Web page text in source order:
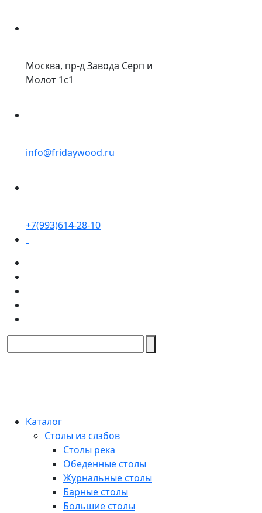
Москва, пр-д Завода Серп и
Молот 1с1
info@fridaywood.ru
+7(993)614-28-10
Каталог
Столы из слэбов
Столы река
Обеденные столы
Журнальные столы
Барные столы
Большие столы